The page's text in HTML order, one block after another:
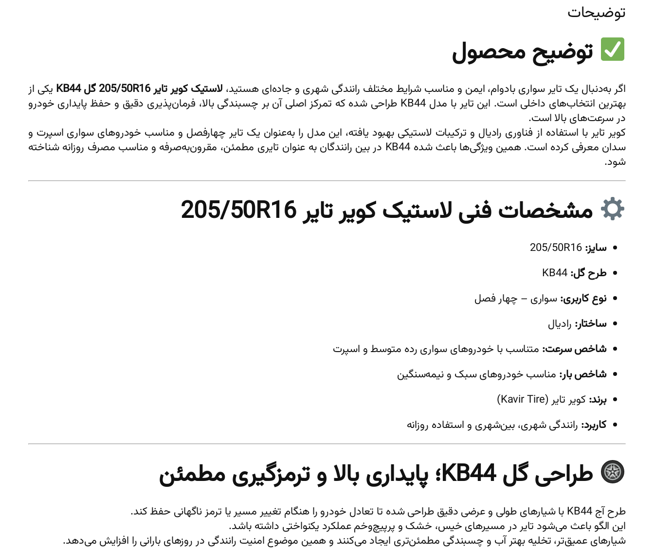
توضیحات
توضیح محصول
اگر به‌دنبال یک تایر سواری بادوام، ایمن و مناسب شرایط مختلف رانندگی شهری و جاده‌ای هستید، لاستیک کویر تایر 205/50R16 گل KB44
یکی از
بهترین انتخاب‌های داخلی است. این تایر با مدل KB44 طراحی شده که تمرکز اصلی آن بر چسبندگی بالا، فرمان‌پذیری دقیق و حفظ پایداری خودرو
در سرعت‌های بالا است.
کویر تایر با استفاده از فناوری رادیال و ترکیبات لاستیکی بهبود یافته، این مدل را به‌عنوان یک تایر چهارفصل و مناسب خودروهای سواری اسپرت و
سدان معرفی کرده است. همین ویژگی‌ها باعث شده KB44 در بین رانندگان به عنوان تایری مطمئن، مقرون‌به‌صرفه و مناسب مصرف روزانه شناخته
شود.
مشخصات فنی لاستیک کویر تایر 205/50R16
سایز: 205/50R16
طرح گل: KB44
نوع کاربری: سواری – چهار فصل
ساختار: رادیال
شاخص سرعت: متناسب با خودروهای سواری رده متوسط و اسپرت
شاخص بار: مناسب خودروهای سبک و نیمه‌سنگین
برند: کویر تایر (Kavir Tire)
کاربرد: رانندگی شهری، بین‌شهری و استفاده روزانه
طراحی گل KB44؛ پایداری بالا و ترمزگیری مطمئن
طرح آج KB44 با شیارهای طولی و عرضی دقیق طراحی شده تا تعادل خودرو را هنگام تغییر مسیر یا ترمز ناگهانی حفظ کند.
این الگو باعث می‌شود تایر در مسیرهای خیس، خشک و پرپیچ‌وخم عملکرد یکنواختی داشته باشد.
شیارهای عمیق‌تر، تخلیه بهتر آب و چسبندگی مطمئن‌تری ایجاد می‌کنند و همین موضوع امنیت رانندگی در روزهای بارانی را افزایش می‌دهد.